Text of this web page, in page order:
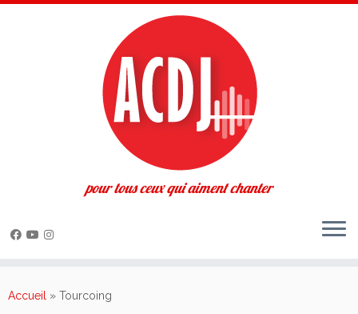
au
pour tous ceux qui aiment chanter
Accueil » Tourcoing